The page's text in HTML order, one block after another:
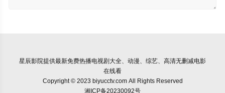
星辰影院提供最新免费热播电视剧大全、动漫、综艺、高清无删减电影
在线看
Copyright © 2023 biyucctv.com All Rights Reserved
湘ICP备20230092号